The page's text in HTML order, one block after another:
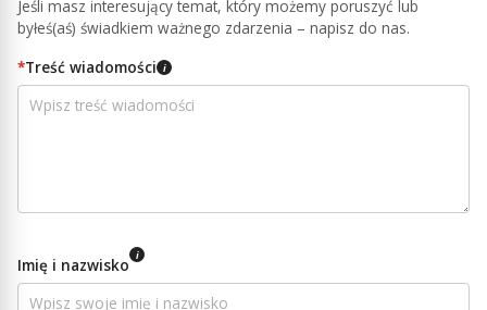
Jeśli masz interesujący temat, który możemy poruszyć lub
byłeś(aś) świadkiem ważnego zdarzenia – napisz do nas.
*Treść wiadomości i
Imię i nazwisko i